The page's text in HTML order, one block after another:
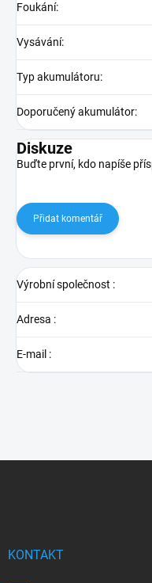
Foukání:
Vysávání:
Typ akumulátoru:
Doporučený akumulátor:
Diskuze
Buďte první, kdo napíše
Přidat komentář
Výrobní společnost :
Adresa :
E-mail :
KONTAKT